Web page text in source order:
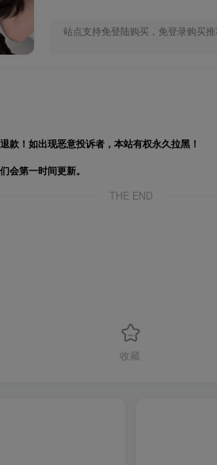
站点支持免登陆购买，免登录购买
款！如出现恶意投诉者，本站有权永久拉黑！
会第一时间更新。
THE END
收藏